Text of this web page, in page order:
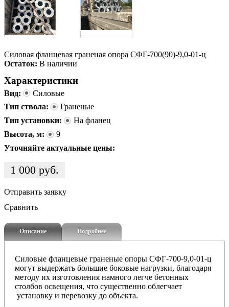
Силовая фланцевая граненая опора СФГ-700(90)-9,0-01-ц
Остаток: В наличии
Характеристики
Вид:
Силовые
Тип ствола:
Граненые
Тип установки:
На фланец
Высота, м:
9
Уточняйте актуальные цены:
1 000 руб.
Отправить заявку
Сравнить
Описание Подробнее
Силовые фланцевые граненые опоры СФГ-700-9,0-01-ц
могут выдержать большие боковые нагрузки, благодаря
методу их изготовления намного легче бетонных
столбов освещения, что существенно облегчает
установку и перевозку до объекта.